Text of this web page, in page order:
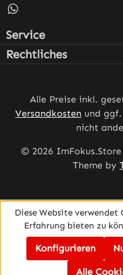
Schreib uns auf
Service
Rechtliches
Alle Preise inkl.
Versandkosten und ggf.
nicht
© 2026
Theme by
Diese Website verwendet
Erfahrung bieten zu
Konfigurieren
Alle